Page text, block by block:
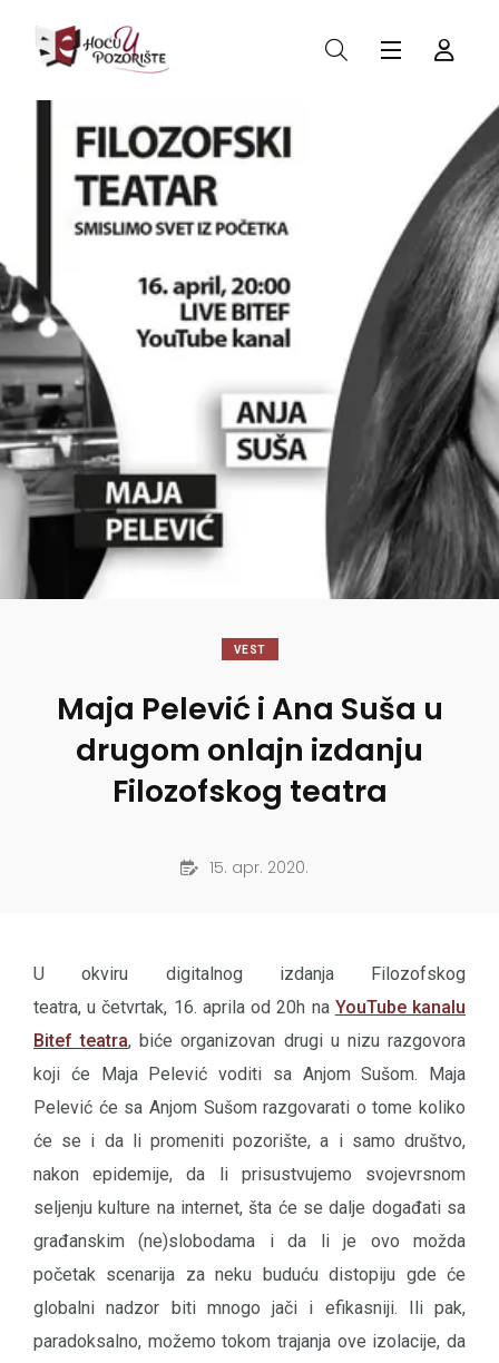
VEST
Maja Pelević i Ana Suša u
drugom onlajn izdanju
Filozofskog teatra
15. apr. 2020.
U okviru digitalnog izdanja Filozofskog
teatra, u četvrtak, 16. aprila od 20h na YouTube kanalu
Bitef teatra, biće organizovan drugi u nizu razgovora
koji će Maja Pelević voditi sa Anjom Sušom. Maja
Pelević će sa Anjom Sušom razgovarati o tome koliko
će se i da li promeniti pozorište, a i samo društvo,
nakon epidemije, da li prisustvujemo svojevrsnom
seljenju kulture na internet, šta će se dalje događati sa
građanskim (ne)slobodama i da li je ovo možda
početak scenarija za neku buduću distopiju gde će
globalni nadzor biti mnogo jači i efikasniji. Ili pak,
paradoksalno, možemo tokom trajanja ove izolacije, da